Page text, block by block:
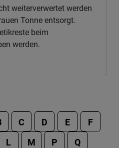
weiterverwertet werden
Tonne entsorgt.
beim
werden.
C D E
F
L M P
Q